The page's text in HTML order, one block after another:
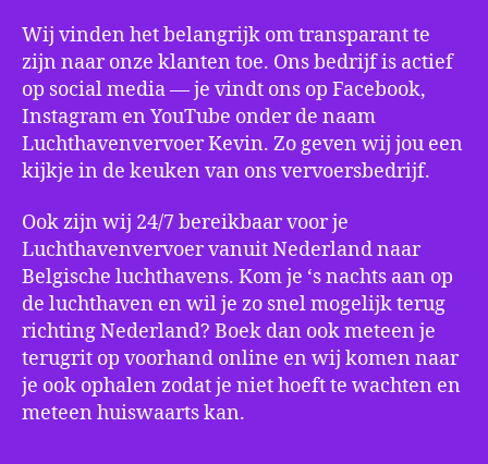
Wij vinden het belangrijk om transparant te
zijn naar onze klanten toe. Ons bedrijf is actief
op social media ― je vindt ons op Facebook,
Instagram en YouTube onder de naam
Luchthavenvervoer Kevin. Zo geven wij jou een
kijkje in de keuken van ons vervoersbedrijf.
Ook zijn wij 24/7 bereikbaar voor je
Luchthavenvervoer vanuit Nederland naar
Belgische luchthavens. Kom je ‘s nachts aan op
de luchthaven en wil je zo snel mogelijk terug
richting Nederland? Boek dan ook meteen je
terugrit op voorhand online en wij komen naar
je ook ophalen zodat je niet hoeft te wachten en
meteen huiswaarts kan.